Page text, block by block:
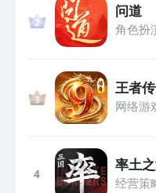
问道
角色扮
王者
网络游
4
率土
经营策